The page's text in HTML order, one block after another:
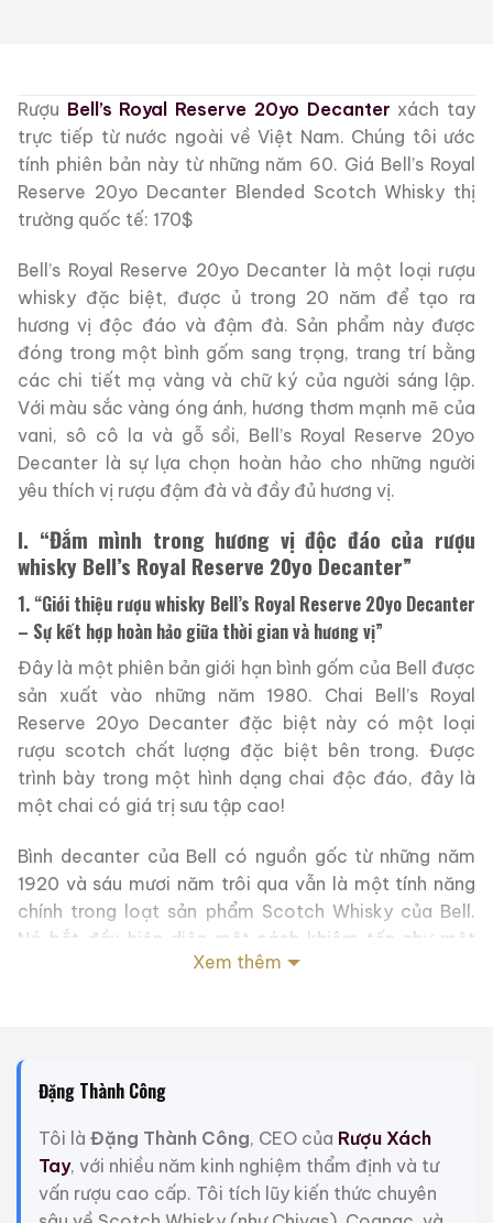
Rượu Bell’s Royal Reserve 20yo Decanter xách tay
trực tiếp từ nước ngoài về Việt Nam. Chúng tôi ước
tính phiên bản này từ những năm 60. Giá Bell’s Royal
Reserve 20yo Decanter Blended Scotch Whisky thị
trường quốc tế: 170$
Bell’s Royal Reserve 20yo Decanter là một loại rượu
whisky đặc biệt, được ủ trong 20 năm để tạo ra
hương vị độc đáo và đậm đà. Sản phẩm này được
đóng trong một bình gốm sang trọng, trang trí bằng
các chi tiết mạ vàng và chữ ký của người sáng lập.
Với màu sắc vàng óng ánh, hương thơm mạnh mẽ của
vani, sô cô la và gỗ sồi, Bell’s Royal Reserve 20yo
Decanter là sự lựa chọn hoàn hảo cho những người
yêu thích vị rượu đậm đà và đầy đủ hương vị.
I. “Đắm mình trong hương vị độc đáo của rượu
whisky Bell’s Royal Reserve 20yo Decanter”
1. “Giới thiệu rượu whisky Bell’s Royal Reserve 20yo Decanter
– Sự kết hợp hoàn hảo giữa thời gian và hương vị”
Đây là một phiên bản giới hạn bình gốm của Bell được
sản xuất vào những năm 1980. Chai Bell’s Royal
Reserve 20yo Decanter đặc biệt này có một loại
rượu scotch chất lượng đặc biệt bên trong. Được
trình bày trong một hình dạng chai độc đáo, đây là
một chai có giá trị sưu tập cao!
Bình decanter của Bell có nguồn gốc từ những năm
1920 và sáu mươi năm trôi qua vẫn là một tính năng
chính trong loạt sản phẩm Scotch Whisky của Bell.
Nó bắt đầu hiện diện một cách khiêm tốn như một
mặt hàng đặc sản với số lượng sản xuất hạn chế.
Decanter hình chuông màu nâu và vàng đã trở nên
phổ biến như một mặt hàng quà tặng.
Sự bổ sung mới nhất cho dòng sản phẩm này là bình
decanter, được sản xuất với màu xanh lam độc đáo,
chứa Royal Reserve 20 Years Old Blend. Nó là một sản
Xem thêm
Đặng Thành Công
Tôi là Đặng Thành Công, CEO của Rượu Xách
Tay, với nhiều năm kinh nghiệm thẩm định và tư
vấn rượu cao cấp. Tôi tích lũy kiến thức chuyên